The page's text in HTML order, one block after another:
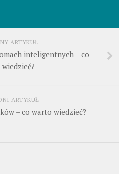
ARTYKUŁ
inteligentnych – co
ARTYKUŁ
– co warto wiedzieć?